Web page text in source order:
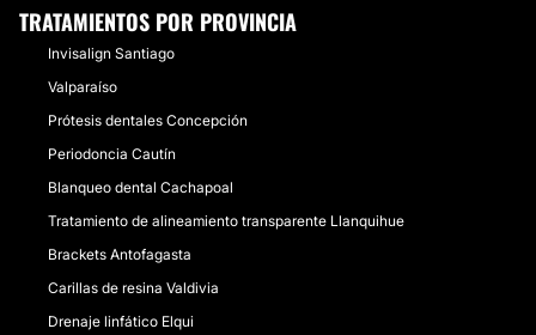
TRATAMIENTOS POR PROVINCIA
Invisalign Santiago
Valparaíso
Prótesis dentales Concepción
Periodoncia Cautín
Blanqueo dental Cachapoal
Tratamiento de alineamiento transparente Llanquihue
Brackets Antofagasta
Carillas de resina Valdivia
Drenaje linfático Elqui